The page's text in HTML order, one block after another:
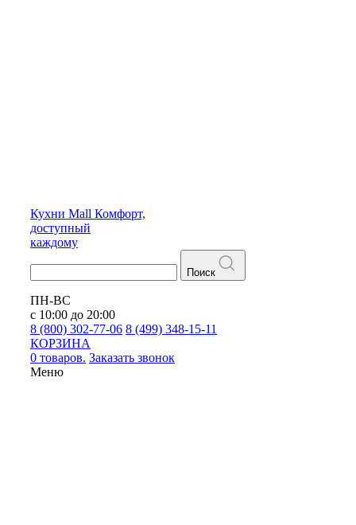
Кухни Mall Комфорт,
доступный
каждому
Поиск
ПН-ВС
с 10:00 до 20:00
8 (800) 302-77-06 8 (499) 348-15-11
КОРЗИНА
0 товаров. Заказать звонок
Меню